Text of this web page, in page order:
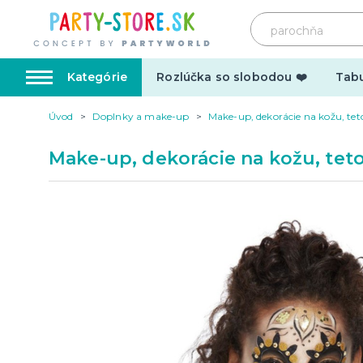
Kategórie Rozlúčka so slobodou ❤️
Párty
Šerpy
Párty
Úvod Doplnky a make-up Make-up, dekorácie na kožu,
Make-up, dekorácie na kožu,